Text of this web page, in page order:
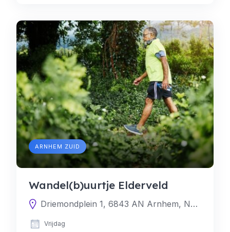
ARNHEM ZUID
Wandel(b)uurtje Elderveld
Driemondplein 1, 6843 AN Arnhem, Nederland
Vrijdag